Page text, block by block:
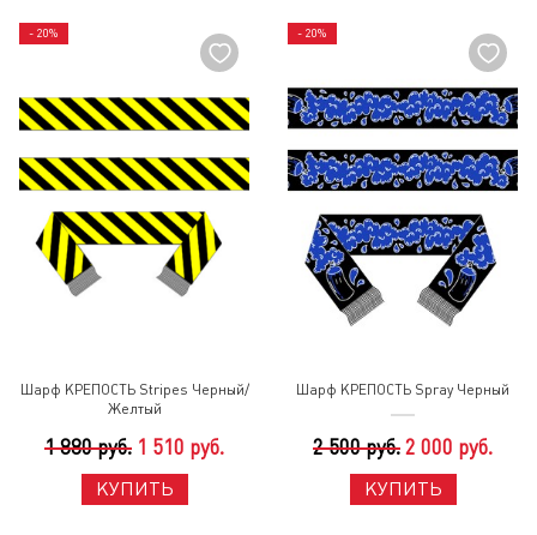
- 20%
Шарф КРЕПОСТЬ Stripes Черный/
Желтый
1 880 руб. 1 510 руб.
КУПИТЬ
- 20%
Шарф КРЕПОСТЬ Spray Черный
2 500 руб. 2 000 руб.
КУПИТЬ